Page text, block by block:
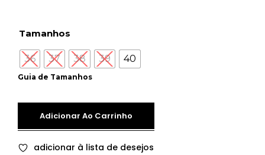
Guia de Tamanhos
Tamanhos
36 37 38 39 40
Adicionar Ao Carrinho
adicionar à lista de desejos